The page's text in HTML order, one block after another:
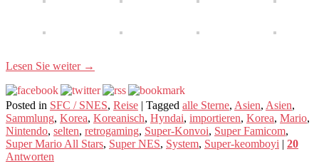
Lesen Sie weiter →
Posted in SFC / SNES, Reise | Tagged alle Sterne, Asien, Asien,
Sammlung, Korea, Koreanisch, Hyndai, importieren, Korea, Mario,
Nintendo, selten, retrogaming, Super-Konvoi, Super Famicom,
Super Mario All Stars, Super NES, System, Super-keomboyi | 20
Antworten